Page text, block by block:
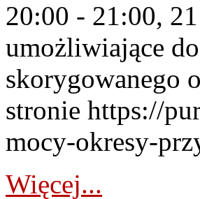
20:00 - 21:00,
umożliwiające
skorygowanego
stronie https://
mocy-okresy-
Więcej...